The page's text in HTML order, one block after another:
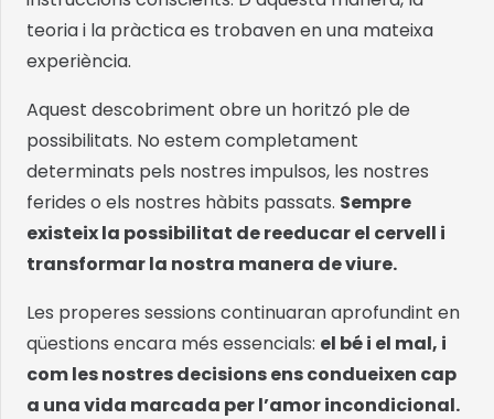
teoria i la pràctica es trobaven en una mateixa
experiència.
Aquest descobriment obre un horitzó ple de
possibilitats. No estem completament
determinats pels nostres impulsos, les nostres
ferides o els nostres hàbits passats. Sempre
existeix la possibilitat de reeducar el cervell i
transformar la nostra manera de viure.
Les properes sessions continuaran aprofundint en
qüestions encara més essencials: el bé i el mal, i
com les nostres decisions ens condueixen cap
a una vida marcada per l’amor incondicional.